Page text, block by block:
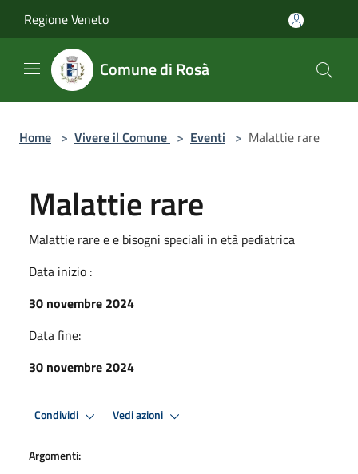
Regione Veneto
Comune di Rosà
Home > Vivere il Comune > Eventi > Malattie rare
Malattie rare
Malattie rare e e bisogni speciali in età pediatrica
Data inizio :
30 novembre 2024
Data fine:
30 novembre 2024
Condividi Vedi azioni
Argomenti: